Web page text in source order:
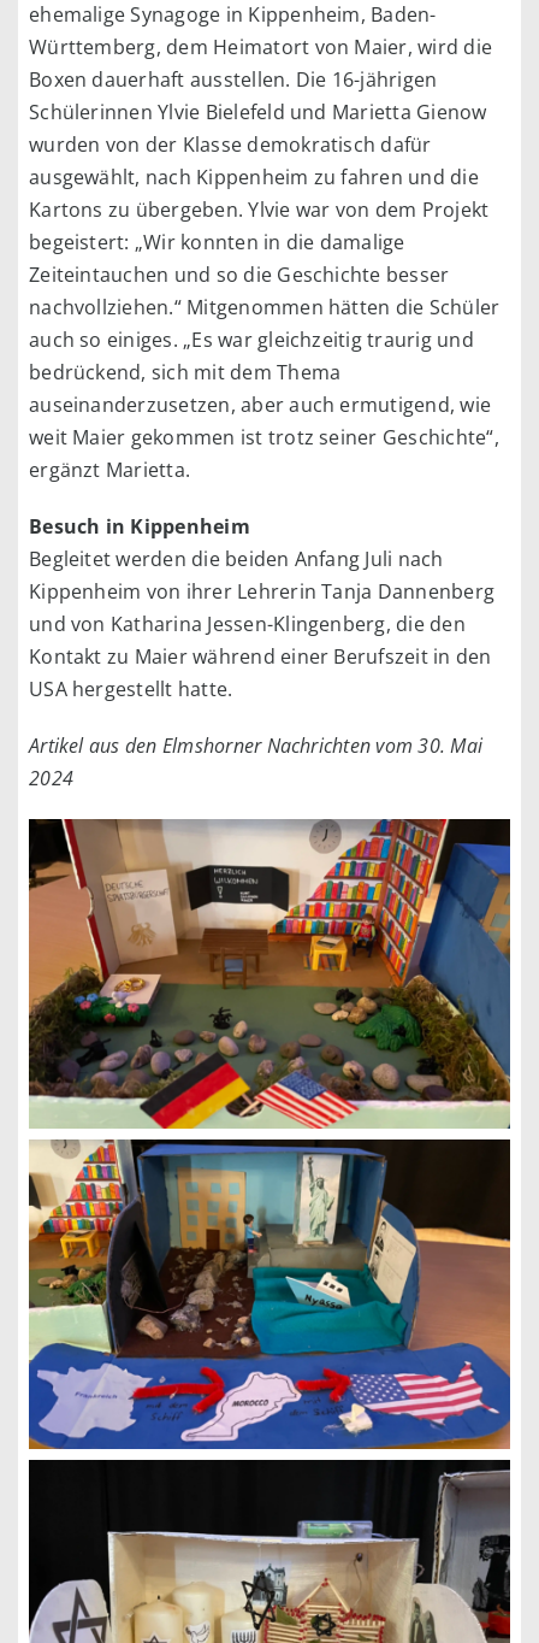
ehemalige Synagoge in Kippenheim, Baden-
Württemberg, dem Heimatort von Maier, wird die
Boxen dauerhaft ausstellen. Die 16-jährigen
Schülerinnen Ylvie Bielefeld und Marietta Gienow
wurden von der Klasse demokratisch dafür
ausgewählt, nach Kippenheim zu fahren und die
Kartons zu übergeben. Ylvie war von dem Projekt
begeistert: „Wir konnten in die damalige
Zeiteintauchen und so die Geschichte besser
nachvollziehen.“ Mitgenommen hätten die Schüler
auch so einiges. „Es war gleichzeitig traurig und
bedrückend, sich mit dem Thema
auseinanderzusetzen, aber auch ermutigend, wie
weit Maier gekommen ist trotz seiner Geschichte“,
ergänzt Marietta.
Besuch in Kippenheim
Begleitet werden die beiden Anfang Juli nach
Kippenheim von ihrer Lehrerin Tanja Dannenberg
und von Katharina Jessen-Klingenberg, die den
Kontakt zu Maier während einer Berufszeit in den
USA hergestellt hatte.
Artikel aus den Elmshorner Nachrichten vom 30. Mai
2024